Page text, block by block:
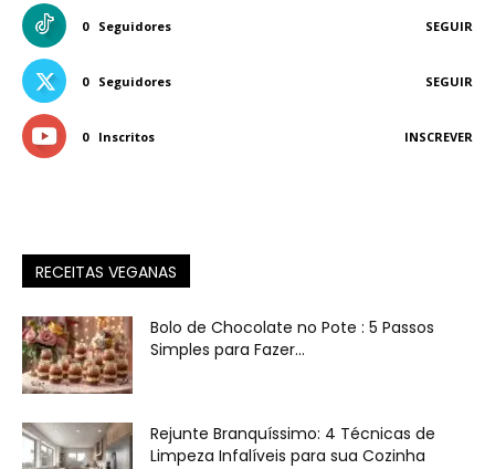
0 Seguidores SEGUIR
0 Seguidores SEGUIR
0 Inscritos INSCREVER
RECEITAS VEGANAS
Bolo de Chocolate no Pote : 5 Passos
Simples para Fazer...
Rejunte Branquíssimo: 4 Técnicas de
Limpeza Infalíveis para sua Cozinha